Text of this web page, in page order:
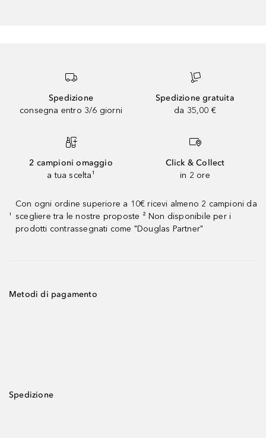
Spedizione
consegna entro 3/6 giorni
Spedizione gratuita
da 35,00 €
2 campioni omaggio
a tua scelta¹
Click & Collect
in 2 ore
¹
Con ogni ordine superiore a 10€ ricevi almeno 2 campioni da
scegliere tra le nostre proposte ² Non disponibile per i
prodotti contrassegnati come "Douglas Partner"
Metodi di pagamento
Spedizione